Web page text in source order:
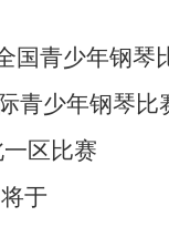
国青少年钢琴
青少年钢琴比
区比赛
将于